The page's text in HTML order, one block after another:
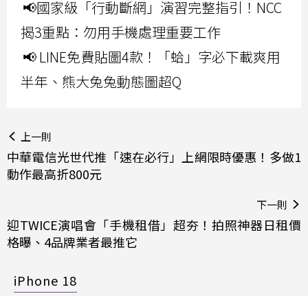
📢國家級「行動斷網」演習完整指引！NCC
揭3重點：勿用手機處理重要工作
📢 LINE免費貼圖4款！「蛤」字必下載爽用
半年、熊大兔兔動態圖超Q
上一則
中華電信光世代推「速在必行」上網限時優惠！多做1
動作最高折800元
下一則
迎TWICE演唱會「手機租借」超夯！拍照神器日租價
格曝、4品牌業者最推它
iPhone 18